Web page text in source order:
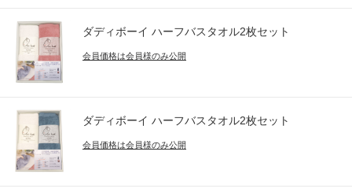
ダディボーイ ハーフバスタオル2枚セット
会員価格は会員様のみ公開
ダディボーイ ハーフバスタオル2枚セット
会員価格は会員様のみ公開